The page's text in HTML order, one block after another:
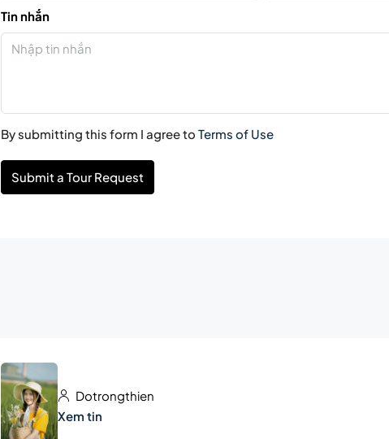
Tin nhắn
By submitting this form I agree toTerms of Use
Submit a Tour Request
Dotrongthien
Xem tin